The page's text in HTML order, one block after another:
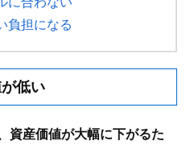
負担になる
低い
資産価値が大幅に下がるた